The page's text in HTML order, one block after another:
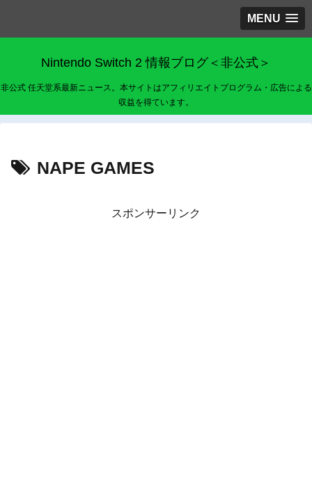
MENU
Nintendo Switch 2 情報ブログ＜非公式＞
非公式 任天堂系最新ニュース。本サイトはアフィリエイトプログラム・広告による
収益を得ています。
NAPE GAMES
スポンサーリンク